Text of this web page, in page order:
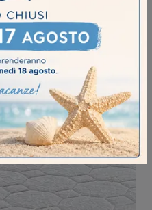
SANITY